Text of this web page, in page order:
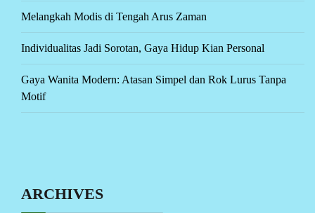
Melangkah Modis di Tengah Arus Zaman
Individualitas Jadi Sorotan, Gaya Hidup Kian Personal
Gaya Wanita Modern: Atasan Simpel dan Rok Lurus Tanpa
Motif
ARCHIVES